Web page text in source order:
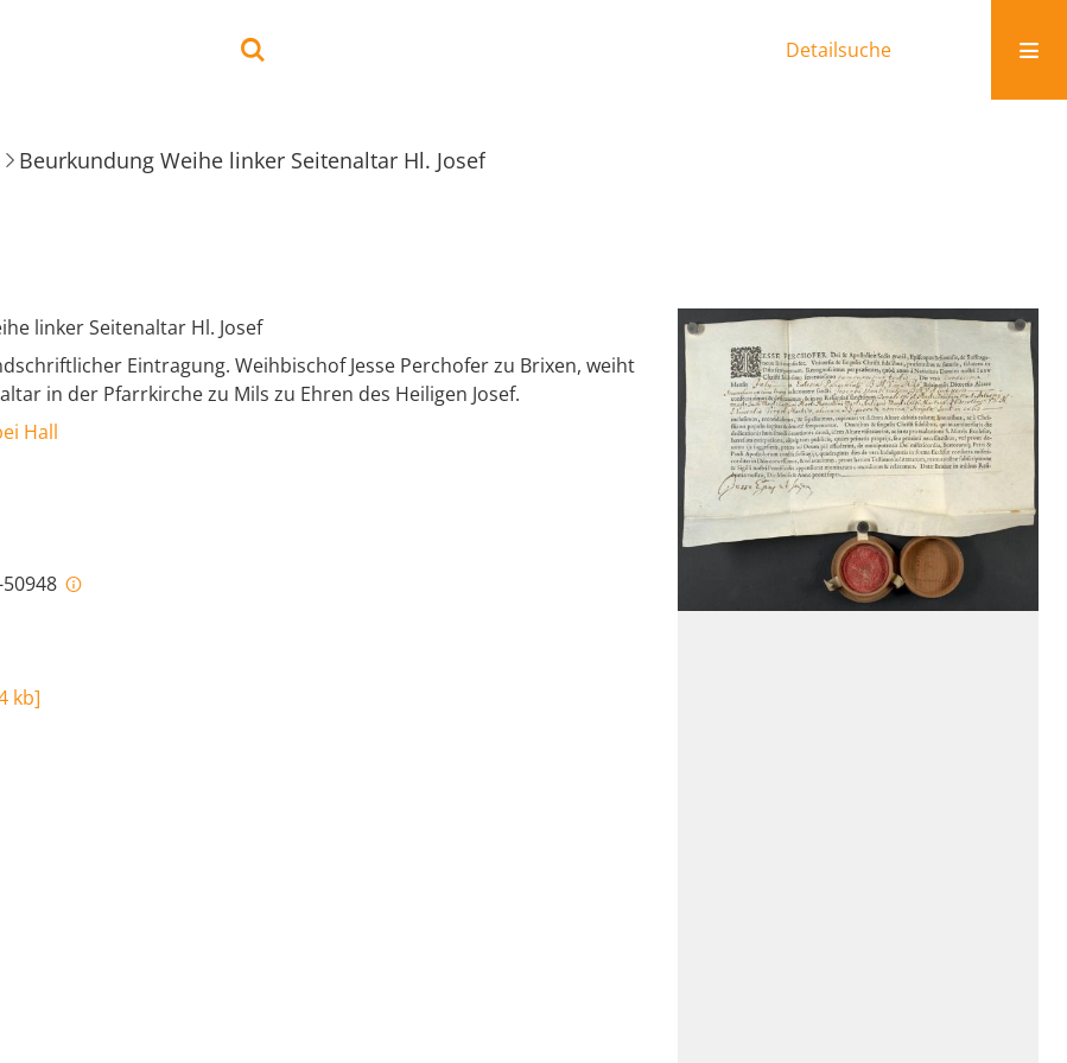
Detailsuche
Beurkundung Weihe linker Seitenaltar Hl. Josef
linker Seitenaltar Hl. Josef
Eintragung. Weihbischof Jesse Perchofer zu Brixen, weiht
in der Pfarrkirche zu Mils zu Ehren des Heiligen Josef.
Hall
kb]